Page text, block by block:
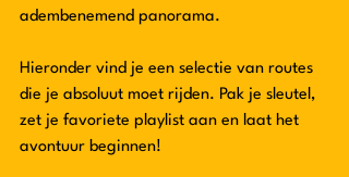
adembenemend panorama.
Hieronder vind je een selectie van routes
die je absoluut moet rijden. Pak je sleutel,
zet je favoriete playlist aan en laat het
avontuur beginnen!